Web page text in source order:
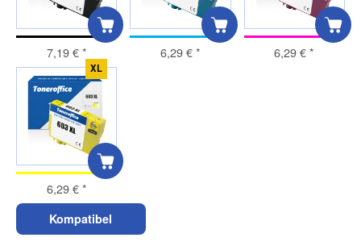
7,19 €* 6,29 €* 6,29 €*
XL
6,29 €*
Kompatibel